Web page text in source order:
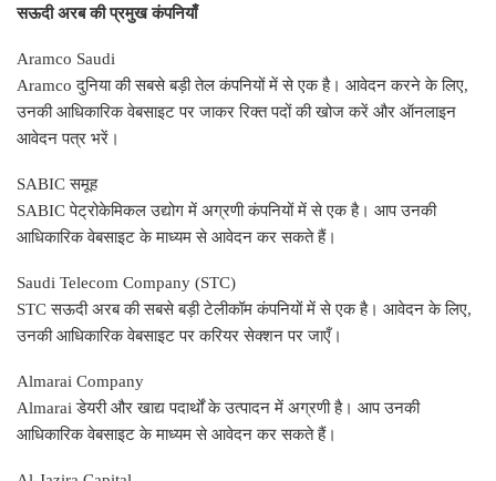
सऊदी अरब की प्रमुख कंपनियाँ
Aramco Saudi
Aramco दुनिया की सबसे बड़ी तेल कंपनियों में से एक है। आवेदन करने के लिए,
उनकी आधिकारिक वेबसाइट पर जाकर रिक्त पदों की खोज करें और ऑनलाइन
आवेदन पत्र भरें।
SABIC समूह
SABIC पेट्रोकेमिकल उद्योग में अग्रणी कंपनियों में से एक है। आप उनकी
आधिकारिक वेबसाइट के माध्यम से आवेदन कर सकते हैं।
Saudi Telecom Company (STC)
STC सऊदी अरब की सबसे बड़ी टेलीकॉम कंपनियों में से एक है। आवेदन के लिए,
उनकी आधिकारिक वेबसाइट पर करियर सेक्शन पर जाएँ।
Almarai Company
Almarai डेयरी और खाद्य पदार्थों के उत्पादन में अग्रणी है। आप उनकी
आधिकारिक वेबसाइट के माध्यम से आवेदन कर सकते हैं।